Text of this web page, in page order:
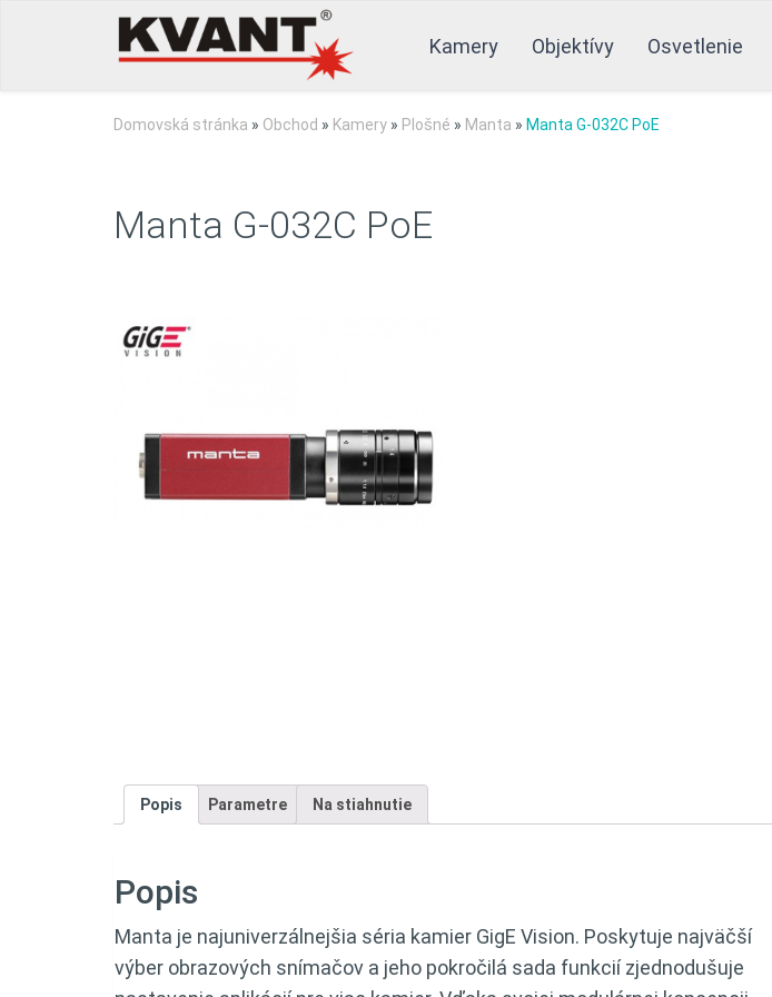
Kamery Objektívy Osvetlenie
Domovská stránka » Obchod » Kamery » Plošné » Manta » Manta G-032C PoE
Manta G-032C PoE
Popis Parametre Na stiahnutie
Popis
Manta je najuniverzálnejšia séria kamier GigE Vision. Poskytuje najväčší
výber obrazových snímačov a jeho pokročilá sada funkcií zjednodušuje